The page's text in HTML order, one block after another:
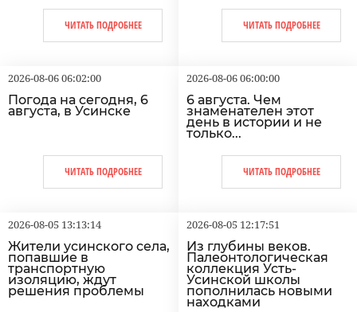
ЧИТАТЬ ПОДРОБНЕЕ ЧИТАТЬ ПОДРОБНЕЕ
2026-08-06 06:02:00
Погода на сегодня, 6
августа, в Усинске
ЧИТАТЬ ПОДРОБНЕЕ
2026-08-06 06:00:00
6 августа. Чем
знаменателен этот
день в истории и не
только...
ЧИТАТЬ ПОДРОБНЕЕ
2026-08-05 13:13:14
Жители усинского села,
попавшие в
транспортную
изоляцию, ждут
решения проблемы
2026-08-05 12:17:51
Из глубины веков.
Палеонтологическая
коллекция Усть-
Усинской школы
пополнилась новыми
находками